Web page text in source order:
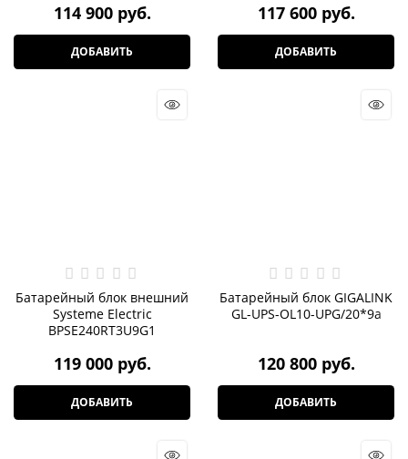
114 900 руб.
ДОБАВИТЬ
117 600 руб.
ДОБАВИТЬ
Батарейный блок внешний
Systeme Electric
BPSE240RT3U9G1
119 000 руб.
ДОБАВИТЬ
Батарейный блок GIGALINK
GL-UPS-OL10-UPG/20*9a
120 800 руб.
ДОБАВИТЬ